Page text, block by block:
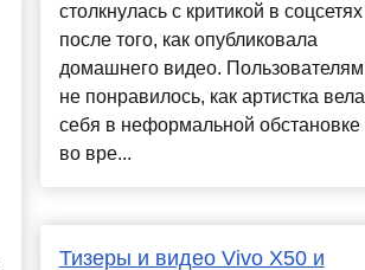
столкнулась с критикой в соцсетях
после того, как опубликовала
домашнего видео. Пользователям
не понравилось, как артистка вела
себя в неформальной обстановке
во вре...
Тизеры и видео Vivo X50 и